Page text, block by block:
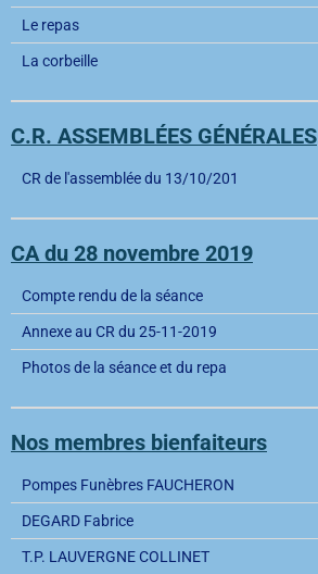
Le repas
La corbeille
C.R. ASSEMBLÉES GÉNÉRALES
CR de l'assemblée du 13/10/201
CA du 28 novembre 2019
Compte rendu de la séance
Annexe au CR du 25-11-2019
Photos de la séance et du repa
Nos membres bienfaiteurs
Pompes Funèbres FAUCHERON
DEGARD Fabrice
T.P. LAUVERGNE COLLINET